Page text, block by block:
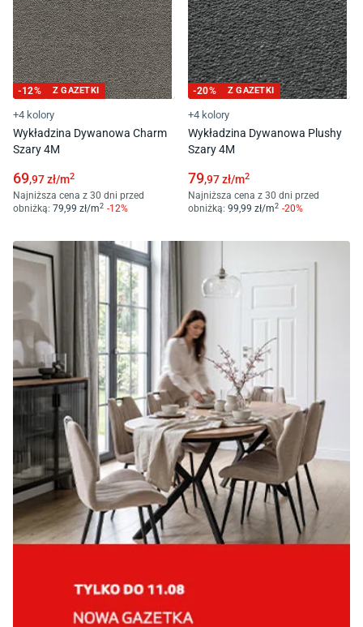
-12% Z GAZETKI
+4 kolory
Wykładzina Dywanowa Charm
Szary 4M
69,97zł/m2
Najniższa cena z 30 dni przed
obniżką: 79,99 zł/m2 -12%
-20% Z GAZETKI
+4 kolory
Wykładzina Dywanowa Plushy
Szary 4M
79,97zł/m2
Najniższa cena z 30 dni przed
obniżką: 99,99 zł/m2 -20%